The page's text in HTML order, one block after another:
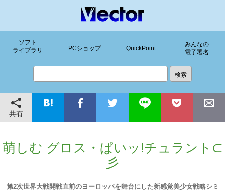
ソフト
ライブラリ
PCショップ QuickPoint
みんなの
電子署名
共有
萌しむ グロス・ぱいッ!チュラント⊂
彡
第2次世界大戦開戦直前のヨーロッパを舞台にした新感覚美少女戦略シミ